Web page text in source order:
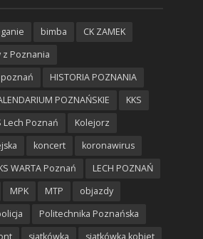
bimba
CK ZAMEK
z Poznania
HISTORIA POZNANIA
POZNAŃSKIE
KKS
Lech Poznań
Kolejorz
koncert
koronawirus
WARTA Poznań
LECH POZNAŃ
MPK MTP
objazdy
Politechnika Poznańska
siatkówka siatkówka kobiet